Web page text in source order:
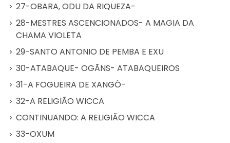
27-OBARA, ODU DA RIQUEZA-
28-MESTRES ASCENCIONADOS- A MAGIA DA
CHAMA VIOLETA
29-SANTO ANTONIO DE PEMBA E EXU
30-ATABAQUE- OGÃNS- ATABAQUEIROS
31-A FOGUEIRA DE XANGÔ-
32-A RELIGIÃO WICCA
CONTINUANDO: A RELIGIÃO WICCA
33-OXUM